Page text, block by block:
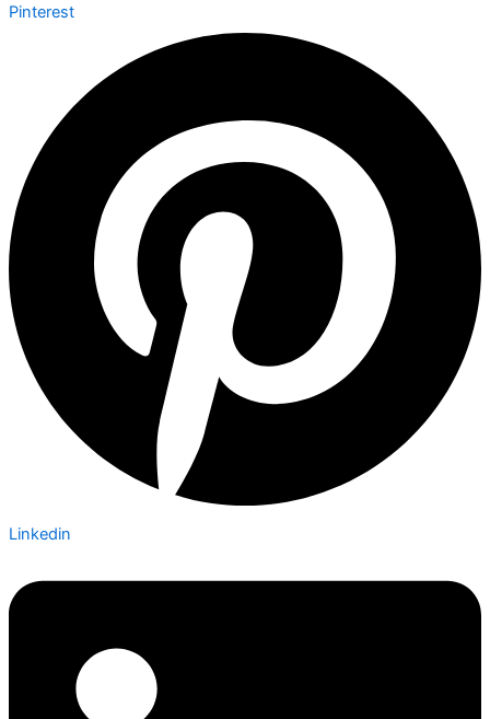
Pinterest
Linkedin